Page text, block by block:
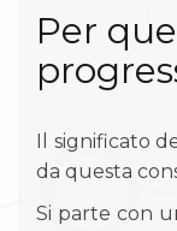
Per
Il significato
da questa
Si parte con